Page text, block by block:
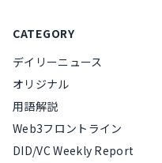
CATEGORY
デイリーニュース
オリジナル
用語解説
Web3フロントライン
DID/VC Weekly Report